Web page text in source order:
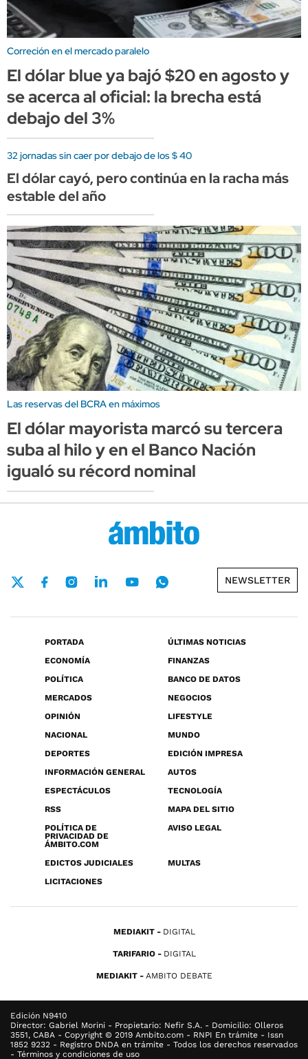
Correción en el mercado paralelo
El dólar blue ya bajó $20 en agosto y
se acerca al oficial: la brecha está
debajo del 3%
32 jornadas sin caer por debajo de los $ 40
El dólar cayó, pero continúa en la racha más
estable del año
Las reservas del BCRA en máximos
El dólar mayorista marcó su tercera
suba al hilo y en el Banco Nación
igualó su récord nominal
NEWSLETTER
PORTADA
ÚLTIMAS NOTICIAS
ECONOMÍA
FINANZAS
POLÍTICA
BANCO DE DATOS
MERCADOS
NEGOCIOS
OPINIÓN
LIFESTYLE
NACIONAL
MUNDO
DEPORTES
EDICIÓN IMPRESA
INFORMACIÓN GENERAL
AUTOS
ESPECTÁCULOS
TECNOLOGÍA
RSS
MAPA DEL SITIO
POLÍTICA DE
PRIVACIDAD DE
ÁMBITO.COM
AVISO LEGAL
EDICTOS JUDICIALES
MULTAS
LICITACIONES
MEDIAKIT DIGITAL
TARIFARIO DIGITAL
MEDIAKIT AMBITO DEBATE
Edición N9410
Director: Gabriel Morini - Propietario: Nefir S.A. - Domicilio: Olleros
3551, CABA - Copyright © 2019 Ambito.com - RNPI En trámite - Issn
1852 9232 - Registro DNDA en trámite - Todos los derechos reservados
- Términos y condiciones de uso